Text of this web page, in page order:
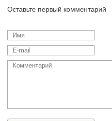
Оставьте первый комментарий